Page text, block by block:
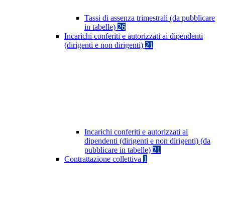
Tassi di assenza trimestrali (da pubblicare
in tabelle) 26
Incarichi conferiti e autorizzati ai dipendenti
(dirigenti e non dirigenti) 21
Incarichi conferiti e autorizzati ai
dipendenti (dirigenti e non dirigenti) (da
pubblicare in tabelle) 21
Contrattazione collettiva 1